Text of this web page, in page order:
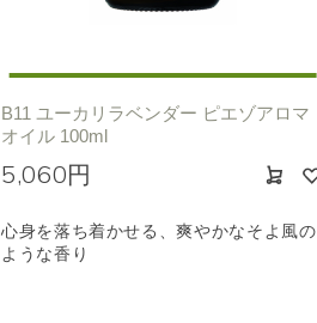
B11 ユーカリラベンダー ピエゾアロマ
オイル 100ml
5,060円
心身を落ち着かせる、爽やかなそよ風の
ような香り